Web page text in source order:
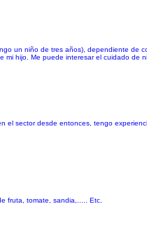
un niño de tres años), dependiente de
hijo. Me puede interesar el cuidado de
sector desde entonces, tengo
fruta, tomate, sandia,..... Etc.